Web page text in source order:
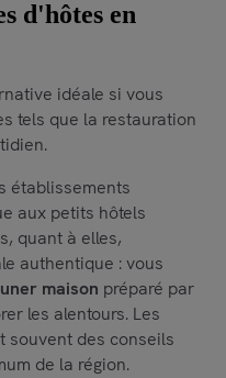
d'hôtes en
idéale si vous
tels que la restauration
établissements
aux petits hôtels
quant à elles,
authentique : vous
maison préparé par
les alentours. Les
souvent des conseils
de la région.